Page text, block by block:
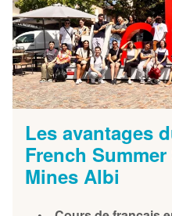
Les avantages
French
Mines Albi